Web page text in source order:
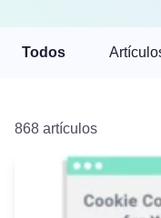
Todos
868 artículos